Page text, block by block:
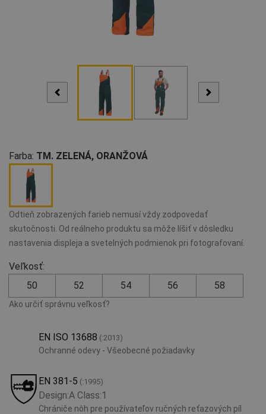
Farba: TM. ZELENÁ, ORANŽOVÁ
Odtieň zobrazených farieb nemusí vždy zodpovedať
skutočnosti. Od reálneho produktu sa môže líšiť v dôsledku
nastavenia displeja a svetelných podmienok pri fotografovaní.
Veľkosť:
50
52 54 56 58
Ako určiť správnu veľkosť?
EN ISO 13688 (:2013)
Ochranné odevy - Všeobecné požiadavky
EN 381-5 (:1995)
Design:A Class:1
Chrániče nôh pre používateľov ručných reťazových píl